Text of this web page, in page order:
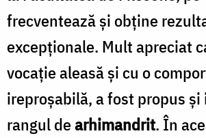
frecventează şi obţine
excepţionale. Mult apreciat
vocaţie aleasă şi cu o
ireproşabilă, a fost propus şi
rangul dearhimandrit. În